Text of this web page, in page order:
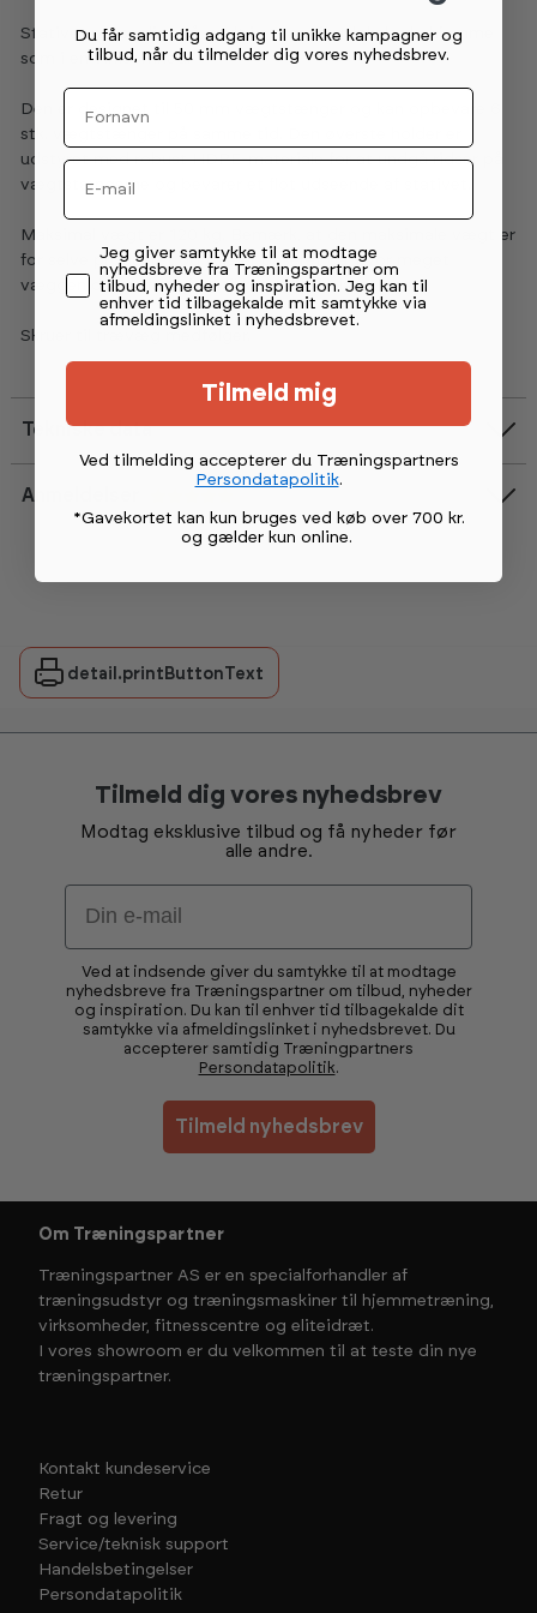
Stativet passer lige så godt i et træningslokale derhjemme
som i en virksomhed.
Den er designet til 50 mm vægtstænger og kan opbevare 6
stk. vægtstænger på samme tid. Den øverste holder er
udstyret med robust HDPE-materiale for at undgå ridser på
vægtstængerne og bevarer et flot udseende af stativet.
Maksimal vægt er 120 kg. Bemærk, at den maksimale vægt er
for selve produktet og ikke er baseret på, hvor meget
væggen den er fastgjort til kan tåle i belastningen.
Skruer til trævæg medfølger.
Tekniske data
Anmeldelser
Vurdering:
5.0 ud af 5 stjerner
detail.printButtonText
Tilmeld dig vores nyhedsbrev
Modtag eksklusive tilbud og få nyheder før
alle andre.
Email
Ved at indsende giver du samtykke til at modtage
nyhedsbreve fra Træningspartner om tilbud, nyheder
og inspiration. Du kan til enhver tid tilbagekalde dit
samtykke via afmeldingslinket i nyhedsbrevet. Du
accepterer samtidig Træningpartners
Persondatapolitik.
Tilmeld nyhedsbrev
Om Træningspartner
Træningspartner AS er en specialforhandler af
træningsudstyr og træningsmaskiner til hjemmetræning,
virksomheder, fitnesscentre og eliteidræt.
I vores showroom er du velkommen til at teste din nye
træningspartner.
Kontakt kundeservice
Retur
Fragt og levering
Service/teknisk support
Handelsbetingelser
Persondatapolitik
Du får samtidig adgang til unikke kampagner og
tilbud, når du tilmelder dig vores nyhedsbrev.
Fornavn
Email
Permission tekst
Jeg giver samtykke til at modtage
nyhedsbreve fra Træningspartner om
tilbud, nyheder og inspiration. Jeg kan til
enhver tid tilbagekalde mit samtykke via
afmeldingslinket i nyhedsbrevet.
Tilmeld mig
Ved tilmelding accepterer du Træningspartners
Persondatapolitik.
*Gavekortet kan kun bruges ved køb over 700 kr.
og gælder kun online.